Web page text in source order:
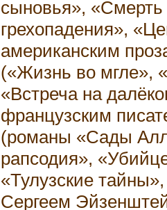
сыновья»,
грехопадения»,
американским
(«Жизнь во мгле»,
«Встреча на
французским
(романы «Сады
рапсодия»,
«Тулузские
Сергеем